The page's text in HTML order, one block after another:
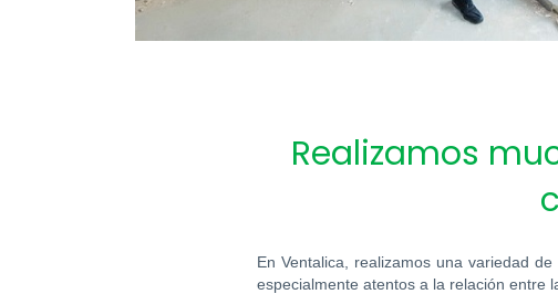
Realizamos
En Ventalica, realizamos una variedad
especialmente atentos a la relación entre